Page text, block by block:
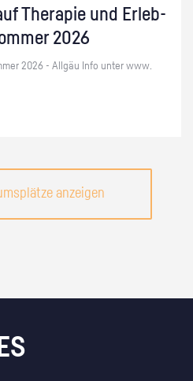
The­ra­pie und Er­leb­
2026
2026 - All­gäu Info unter www.​
anzeigen